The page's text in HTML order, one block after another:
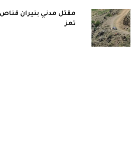
مقتل مدني بنيران
تعز